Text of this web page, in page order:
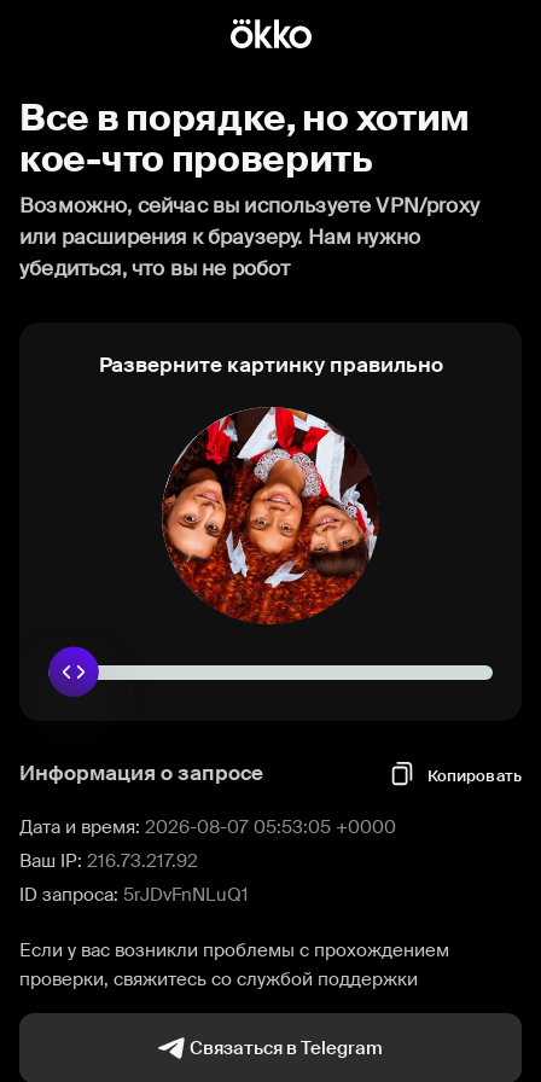
Все в порядке, но хотим
кое-что проверить
Возможно, сейчас вы используете VPN/proxy
или расширения к браузеру. Нам нужно
убедиться, что вы не робот
Разверните картинку правильно
Информация о запросе Копировать
Дата и время: 2026-08-07 05:53:05 +0000
Ваш IP: 216.73.217.92
ID запроса: 5rJDvFnNLuQ1
Если у вас возникли проблемы с прохождением
проверки, свяжитесь со службой поддержки
Связаться в Telegram